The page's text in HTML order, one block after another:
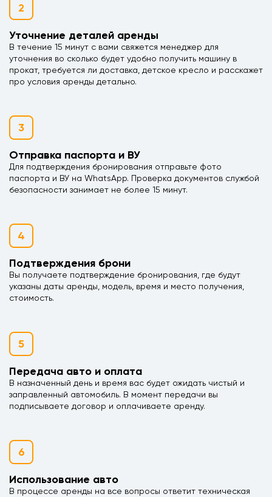
2
Уточнение деталей аренды
В течение 15 минут с вами свяжется менеджер для
уточнения во сколько будет удобно получить машину в
прокат, требуется ли доставка, детское кресло и расскажет
про условия аренды детально.
3
Отправка паспорта и ВУ
Для подтверждения бронирования отправьте фото
паспорта и ВУ на WhatsApp. Проверка документов службой
безопасности занимает не более 15 минут.
4
Подтверждения брони
Вы получаете подтверждение бронирования, где будут
указаны даты аренды, модель, время и место получения,
стоимость.
5
Передача авто и оплата
В назначенный день и время вас будет ожидать чистый и
заправленный автомобиль. В момент передачи вы
подписываете договор и оплачиваете аренду.
6
Использование авто
В процессе аренды на все вопросы ответит техническая